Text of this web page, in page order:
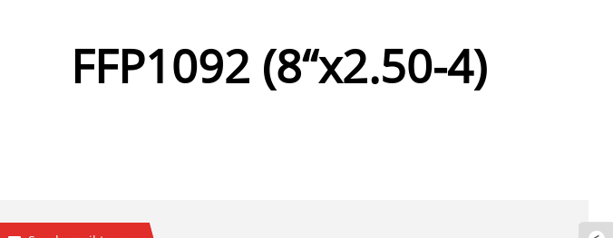
FFP1092 (8“x2.50-4)